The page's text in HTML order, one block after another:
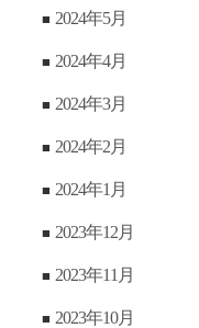
2024年5月
2024年4月
2024年3月
2024年2月
2024年1月
2023年12月
2023年11月
2023年10月